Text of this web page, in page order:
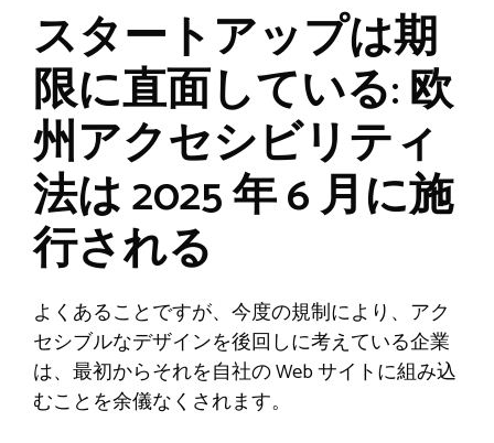
スタートアップは期
限に直面している: 欧
州アクセシビリティ
法は 2025 年 6 月に施
行される
よくあることですが、今度の規制により、アク
セシブルなデザインを後回しに考えている企業
は、最初からそれを自社の Web サイトに組み込
むことを余儀なくされます。